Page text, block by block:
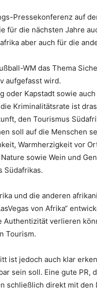
Pressekonferenz auf
für die nächsten Jahre
aber auch für die
WM das Thema
aufgefasst wird.
oder Kapstadt sowie
Kriminalitätsrate ist
den Tourismus
soll auf die Menschen
Warmherzigkeit vor
sowie Wein und
Südafrikas.
und die anderen
von Afrika“
Authentizität verlieren
Tourism.
ist jedoch auch klar
sein soll. Eine gute PR,
schließlich direkt mit